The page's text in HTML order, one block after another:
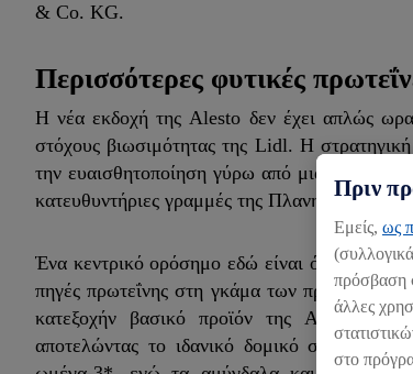
& Co. KG.
Περισσότερες φυτικές
Η νέα εκδοχή της Alesto δεν έχει απλώς
στόχους βιωσιμότητας της Lidl. Η στρατηγική
την ευαισθητοποίηση γύρω από μια υγιεινή
κατευθυντήριες γραμμές της Πλανητικής
Ένα κεντρικό ορόσημο εδώ είναι ότι η Lidl
πηγές πρωτεΐνης στη γκάμα των προϊόντων
κατεξοχήν βασικό προϊόν της Alesto,
αποτελώντας το ιδανικό δομικό στοιχείο
Πριν
Εμείς, ως
πρόσβαση
άλλες
στο